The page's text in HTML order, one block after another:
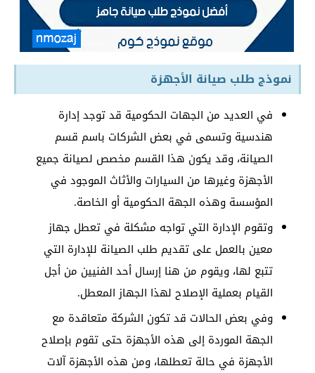
نموذج طلب صيانة الأجهزة
في العديد من الجهات الحكومية قد توجد إدارة
هندسية وتسمى في بعض الشركات باسم قسم
الصيانة، وقد يكون هذا القسم مخصص لصيانة جميع
الأجهزة وغيرها من السيارات والأثاث الموجود في
المؤسسة وهذه الجهة الحكومية أو الخاصة.
وتقوم الإدارة التي تواجه مشكلة في تعطل جهاز
معين بالعمل على تقديم طلب الصيانة للإدارة التي
تتبع لها، ويقوم من هنا إرسال أحد الفنيين من أجل
القيام بعملية الإصلاح لهذا الجهاز المعطل.
وفي بعض الحالات قد تكون الشركة متعاقدة مع
الجهة الموردة إلى هذه الأجهزة حتى تقوم بإصلاح
الأجهزة في حالة تعطلها، ومن هذه الأجهزة آلات